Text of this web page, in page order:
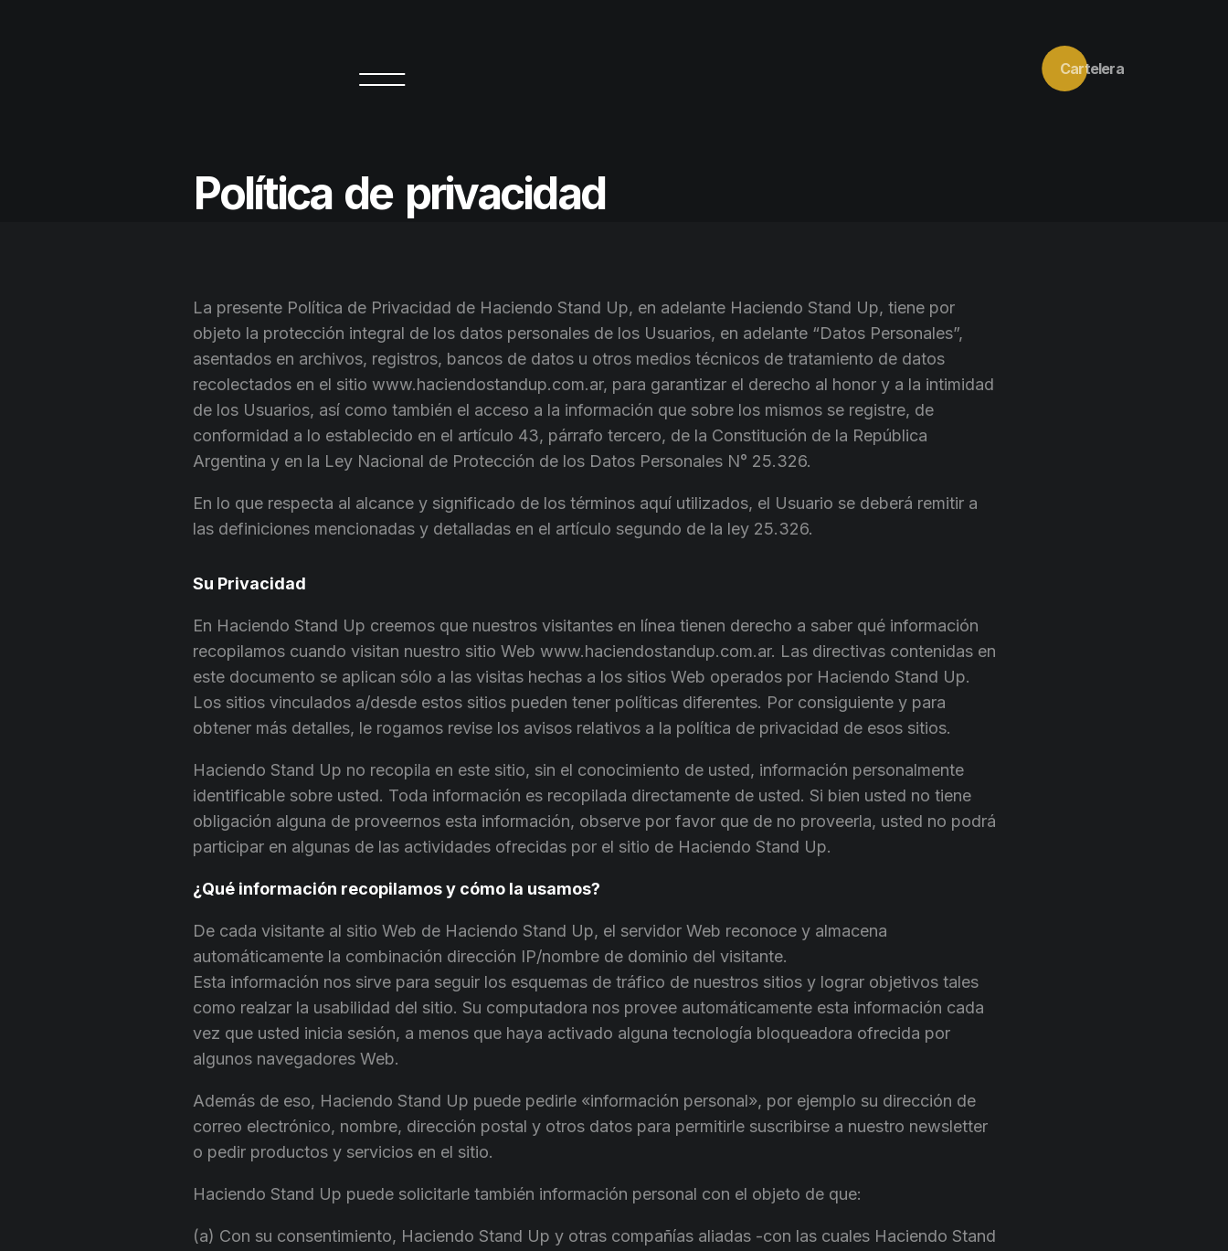
Cartelera
Política de privacidad
La presente Política de Privacidad de Haciendo Stand Up, en adelante Haciendo Stand Up, tiene por
objeto la protección integral de los datos personales de los Usuarios, en adelante “Datos Personales”,
asentados en archivos, registros, bancos de datos u otros medios técnicos de tratamiento de datos
recolectados en el sitio www.haciendostandup.com.ar, para garantizar el derecho al honor y a la intimidad
de los Usuarios, así como también el acceso a la información que sobre los mismos se registre, de
conformidad a lo establecido en el artículo 43, párrafo tercero, de la Constitución de la República
Argentina y en la Ley Nacional de Protección de los Datos Personales N° 25.326.
En lo que respecta al alcance y significado de los términos aquí utilizados, el Usuario se deberá remitir a
las definiciones mencionadas y detalladas en el artículo segundo de la ley 25.326.
Su Privacidad
En Haciendo Stand Up creemos que nuestros visitantes en línea tienen derecho a saber qué información
recopilamos cuando visitan nuestro sitio Web www.haciendostandup.com.ar. Las directivas contenidas en
este documento se aplican sólo a las visitas hechas a los sitios Web operados por Haciendo Stand Up.
Los sitios vinculados a/desde estos sitios pueden tener políticas diferentes. Por consiguiente y para
obtener más detalles, le rogamos revise los avisos relativos a la política de privacidad de esos sitios.
Haciendo Stand Up no recopila en este sitio, sin el conocimiento de usted, información personalmente
identificable sobre usted. Toda información es recopilada directamente de usted. Si bien usted no tiene
obligación alguna de proveernos esta información, observe por favor que de no proveerla, usted no podrá
participar en algunas de las actividades ofrecidas por el sitio de Haciendo Stand Up.
¿Qué información recopilamos y cómo la usamos?
De cada visitante al sitio Web de Haciendo Stand Up, el servidor Web reconoce y almacena
automáticamente la combinación dirección IP/nombre de dominio del visitante.
Esta información nos sirve para seguir los esquemas de tráfico de nuestros sitios y lograr objetivos tales
como realzar la usabilidad del sitio. Su computadora nos provee automáticamente esta información cada
vez que usted inicia sesión, a menos que haya activado alguna tecnología bloqueadora ofrecida por
algunos navegadores Web.
Además de eso, Haciendo Stand Up puede pedirle «información personal», por ejemplo su dirección de
correo electrónico, nombre, dirección postal y otros datos para permitirle suscribirse a nuestro newsletter
o pedir productos y servicios en el sitio.
Haciendo Stand Up puede solicitarle también información personal con el objeto de que:
(a) Con su consentimiento, Haciendo Stand Up y otras compañías aliadas -con las cuales Haciendo Stand